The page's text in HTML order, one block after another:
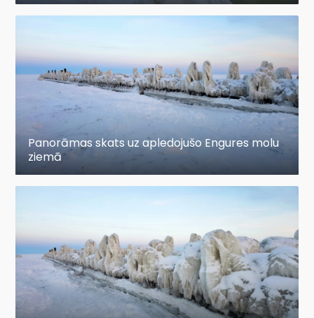
Panorāmas skats uz apledojušo Engures molu
ziemā